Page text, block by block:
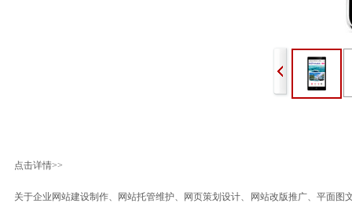
点击详情>>
关于企业网站建设制作、网站托管维护、网页策划设计、网站改版推广、平面